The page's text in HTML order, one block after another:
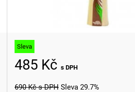
Sleva
485 Kčs DPH
690 Kčs DPH Sleva 29.7%